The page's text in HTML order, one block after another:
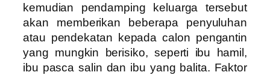
kemudian pendamping keluarga tersebut
akan memberikan beberapa penyuluhan
atau pendekatan kepada calon pengantin
yang mungkin berisiko, seperti ibu hamil,
ibu pasca salin dan ibu yang balita. Faktor